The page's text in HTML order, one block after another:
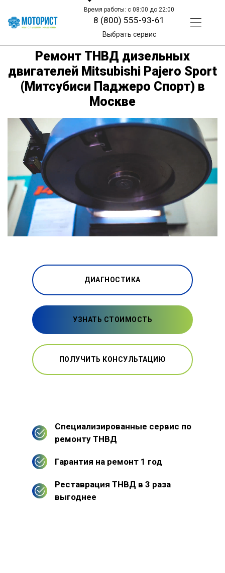
Время работы: с 08:00 до 22:00
8 (800) 555-93-61
Выбрать сервис
Ремонт ТНВД дизельных
двигателей Mitsubishi Pajero Sport
(Митсубиси Паджеро Спорт) в
Москве
ДИАГНОСТИКА
УЗНАТЬ СТОИМОСТЬ
ПОЛУЧИТЬ КОНСУЛЬТАЦИЮ
Специализированные сервис по
ремонту ТНВД
Гарантия на ремонт 1 год
Реставрация ТНВД в 3 раза
выгоднее